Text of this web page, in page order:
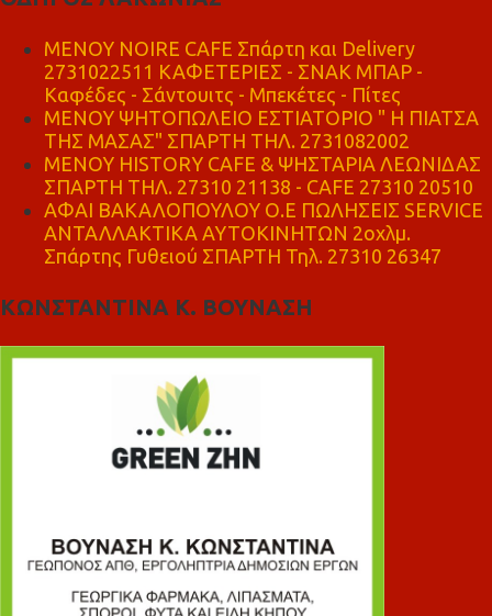
MENOY NOIRE CAFE Σπάρτη και Delivery
2731022511 ΚΑΦΕΤΕΡΙΕΣ - ΣΝΑΚ ΜΠΑΡ -
Καφέδες - Σάντουιτς - Μπεκέτες - Πίτες
ΜΕΝΟΥ ΨΗΤΟΠΩΛΕΙΟ ΕΣΤΙΑΤΟΡΙΟ " Η ΠΙΑΤΣΑ
ΤΗΣ ΜΑΣΑΣ" ΣΠΑΡΤΗ ΤΗΛ. 2731082002
ΜΕΝΟΥ HISTORY CAFE & ΨΗΣΤΑΡΙΑ ΛΕΩΝΙΔΑΣ
ΣΠΑΡΤΗ ΤΗΛ. 27310 21138 - CAFE 27310 20510
ΑΦΑΙ ΒΑΚΑΛΟΠΟΥΛΟΥ Ο.Ε ΠΩΛΗΣΕΙΣ SERVICE
ΑΝΤΑΛΛΑΚΤΙΚΑ ΑΥΤΟΚΙΝΗΤΩΝ 2οχλμ.
Σπάρτης Γυθειού ΣΠΑΡΤΗ Τηλ. 27310 26347
ΚΩΝΣΤΑΝΤΙΝΑ Κ. ΒΟΥΝΑΣΗ